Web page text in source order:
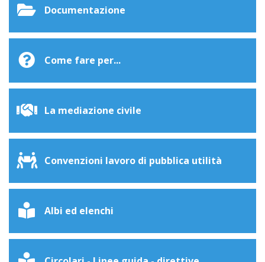
Documentazione
Come fare per...
La mediazione civile
Convenzioni lavoro di pubblica utilità
Albi ed elenchi